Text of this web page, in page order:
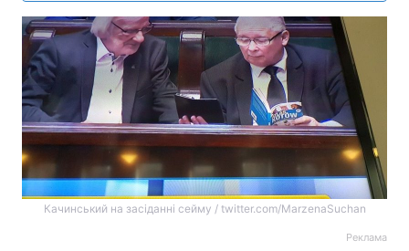
Качинський на засіданні сейму / twitter.com/MarzenaSuchan
Реклама